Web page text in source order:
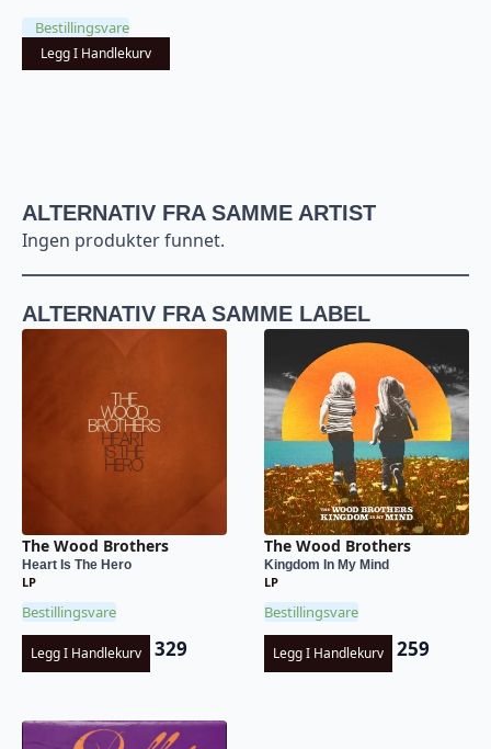
Bestillingsvare
Legg I Handlekurv
ALTERNATIV FRA SAMME ARTIST
Ingen produkter funnet.
ALTERNATIV FRA SAMME LABEL
The Wood Brothers
Heart Is The Hero
LP
Bestillingsvare
Legg I Handlekurv 329
The Wood Brothers
Kingdom In My Mind
LP
Bestillingsvare
Legg I Handlekurv 259